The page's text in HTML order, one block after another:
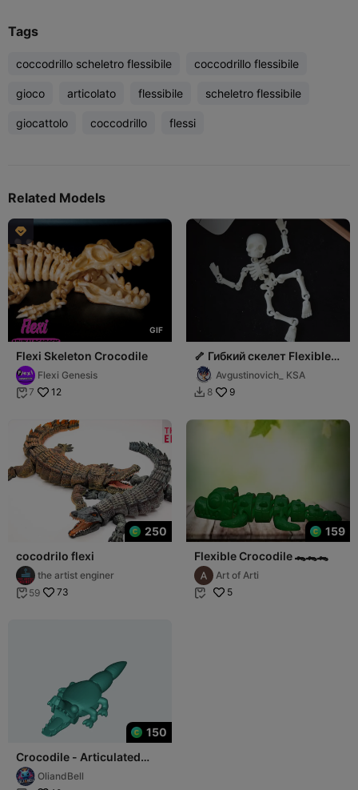
Tags
coccodrillo scheletro flessibile coccodrillo flessibile
gioco articolato flessibile scheletro flessibile
giocattolo coccodrillo flessi
Related Models
GIF

Flexi Skeleton Crocodile
Flexi Genesis
 7 12
🦴 Гибкий скелет Flexible
SkeletonAvgustinovich_ KSA
 8 9
250
cocodrilo flexi
the artist enginer
 59 73
159
Flexible Crocodile 🐊🐊🐊
Art of Arti
 5
150
Crocodile - Articulated
Flexi cute croc
OliandBell